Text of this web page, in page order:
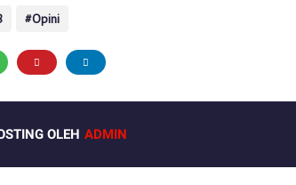
Opini
OLEH ADMIN